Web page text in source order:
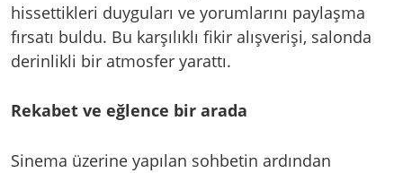
hissettikleri duyguları ve yorumlarını paylaşma
fırsatı buldu. Bu karşılıklı fikir alışverişi, salonda
derinlikli bir atmosfer yarattı.
Rekabet ve eğlence bir arada
Sinema üzerine yapılan sohbetin ardından